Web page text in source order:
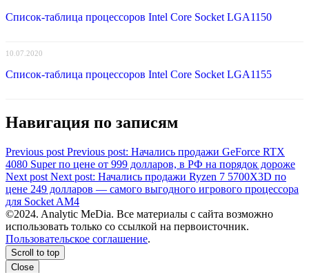
Список-таблица процессоров Intel Core Socket LGA1150
10.07.2020
Список-таблица процессоров Intel Core Socket LGA1155
Навигация по записям
Previous post Previous post: Начались продажи GeForce RTX
4080 Super по цене от 999 долларов, в РФ на порядок дороже
Next post Next post: Начались продажи Ryzen 7 5700X3D по
цене 249 долларов — самого выгодного игрового процессора
для Socket AM4
©2024. Analytic MeDia. Все материалы с сайта возможно
использовать только со ссылкой на первоисточник.
Пользовательское соглашение.
Scroll to top
Close